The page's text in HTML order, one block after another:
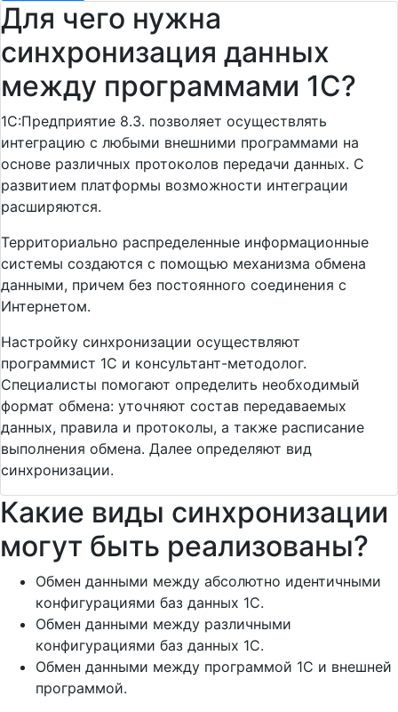
Для чего нужна
синхронизация данных
между программами 1С?
1С:Предприятие 8.3. позволяет осуществлять
интеграцию с любыми внешними программами на
основе различных протоколов передачи данных. С
развитием платформы возможности интеграции
расширяются.
Территориально распределенные информационные
системы создаются с помощью механизма обмена
данными, причем без постоянного соединения с
Интернетом.
Настройку синхронизации осуществляют
программист 1С и консультант-методолог.
Специалисты помогают определить необходимый
формат обмена: уточняют состав передаваемых
данных, правила и протоколы, а также расписание
выполнения обмена. Далее определяют вид
синхронизации.
Какие виды синхронизации
могут быть реализованы?
Обмен данными между абсолютно идентичными
конфигурациями баз данных 1С.
Обмен данными между различными
конфигурациями баз данных 1С.
Обмен данными между программой 1С и внешней
программой.